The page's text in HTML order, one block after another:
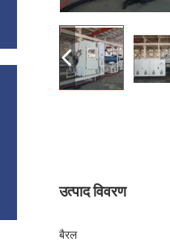
उत्पाद विवरण
बैरल